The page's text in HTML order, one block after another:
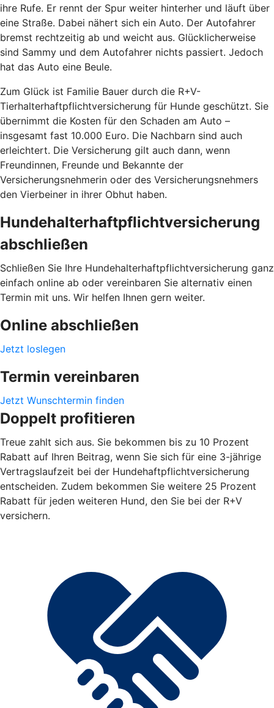
ihre Rufe. Er rennt der Spur weiter hinterher und läuft über
eine Straße. Dabei nähert sich ein Auto. Der Autofahrer
bremst rechtzeitig ab und weicht aus. Glücklicherweise
sind Sammy und dem Autofahrer nichts passiert. Jedoch
hat das Auto eine Beule.
Zum Glück ist Familie Bauer durch die R+V-
Tierhalterhaftpflichtversicherung für Hunde geschützt. Sie
übernimmt die Kosten für den Schaden am Auto –
insgesamt fast 10.000 Euro. Die Nachbarn sind auch
erleichtert. Die Versicherung gilt auch dann, wenn
Freundinnen, Freunde und Bekannte der
Versicherungsnehmerin oder des Versicherungsnehmers
den Vierbeiner in ihrer Obhut haben.
Hundehalterhaftpflichtversicherung
abschließen
Schließen Sie Ihre Hundehalterhaftpflichtversicherung ganz
einfach online ab oder vereinbaren Sie alternativ einen
Termin mit uns. Wir helfen Ihnen gern weiter.
Online abschließen
Jetzt loslegen
Termin vereinbaren
Jetzt Wunschtermin finden
Doppelt profitieren
Treue zahlt sich aus. Sie bekommen bis zu 10 Prozent
Rabatt auf Ihren Beitrag, wenn Sie sich für eine 3-jährige
Vertragslaufzeit bei der Hundehaftpflichtversicherung
entscheiden. Zudem bekommen Sie weitere 25 Prozent
Rabatt für jeden weiteren Hund, den Sie bei der R+V
versichern.